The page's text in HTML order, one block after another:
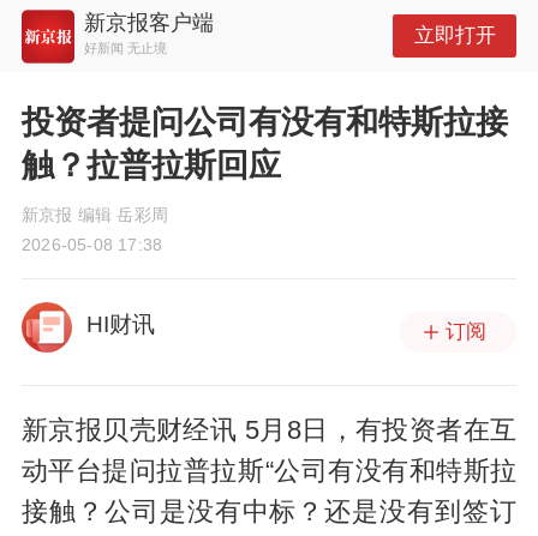
新京报客户端
好新闻 无止境
立即打开
投资者提问公司有没有和特斯拉接
触？拉普拉斯回应
新京报 编辑 岳彩周
2026-05-08 17:38
HI财讯 订阅
新京报贝壳财经讯 5月8日，有投资者在互
动平台提问拉普拉斯“公司有没有和特斯拉
接触？公司是没有中标？还是没有到签订